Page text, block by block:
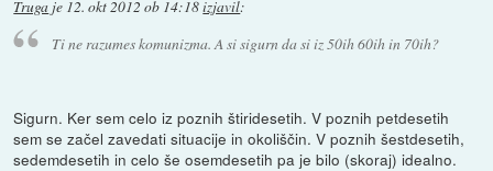
Truga je 12. okt 2012 ob 14:18izjavil:
Ti ne razumes komunizma. A si sigurn da si iz 50ih 60ih in 70ih?
Sigurn. Ker sem celo iz poznih štiridesetih. V poznih petdesetih
sem se začel zavedati situacije in okoliščin. V poznih šestdesetih,
sedemdesetih in celo še osemdesetih pa je bilo (skoraj) idealno.